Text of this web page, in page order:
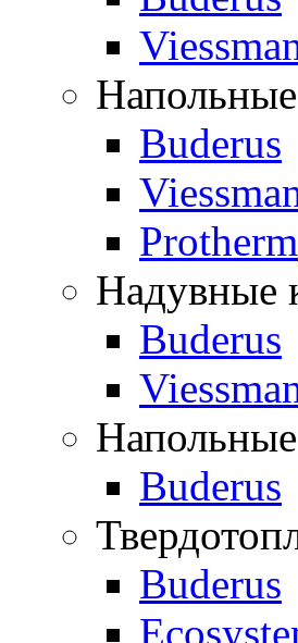
Buderus
Protherm
Надувные
Buderus
Buderus
Buderus